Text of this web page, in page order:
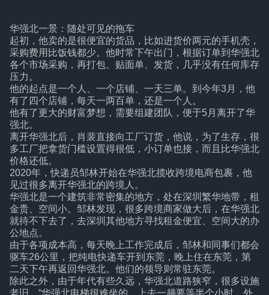
华强北一景：随处可见的拖车
起初，他卖的是很便宜的货品，比如进货价两元的手机壳，
采购费用比饭钱都少。他时常下午出门，根据订单到华强北
各个市场采购，再打包、贴面单、发货，几乎没有任何库存
压力。
他的起点是一个人、一个店铺、一天三单。到今年3月，他
有了四个店铺，每天一两百单，还是一个人。
他有了更大的财富梦想，需要组建团队，便于5月离开了华
强北。
离开华强北后，肖裴直接向工厂订货，他说，为了生存，很
多工厂把拿货门槛设置得很低，小订单也接，而且比华强北
价格还低。
2020年，快递员邹林开始在华强北揽收跨境电商包裹，他
见过很多离开华强北的跨境人。
华强北是一个建筑非常密集的地方，处在深圳繁华地带，租
金贵、空间小。邹林发现，很多跨境商家做大后，在华强北
就待不下去了，去深圳其他地方寻找租金便宜、空间大的办
公地点。
由于各项成本高，每天晚上工作完成后，邹林和同事们都会
驱车26公里，把纯电快递车开到东莞，晚上住在东莞，第
二天下午再返回华强北。他们的领导则常驻东莞。
除此之外，由于年代有些久远，华强北道路狭窄，很多设施
老旧，“华强北电梯很难坐的，上去一趟要等半个小时，外